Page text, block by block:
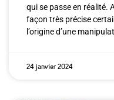
qui se passe en réalité.
façon très précise
l’origine d’une
24 janvier 2024